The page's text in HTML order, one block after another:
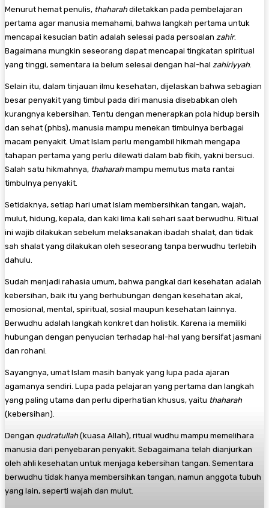
Menurut hemat penulis, thaharah diletakkan pada pembelajaran
pertama agar manusia memahami, bahwa langkah pertama untuk
mencapai kesucian batin adalah selesai pada persoalan zahir.
Bagaimana mungkin seseorang dapat mencapai tingkatan spiritual
yang tinggi, sementara ia belum selesai dengan hal-hal zahiriyyah
Selain itu, dalam tinjauan ilmu kesehatan, dijelaskan bahwa sebagian
besar penyakit yang timbul pada diri manusia disebabkan oleh
kurangnya kebersihan. Tentu dengan menerapkan pola hidup bersih
dan sehat (phbs), manusia mampu menekan timbulnya berbagai
macam penyakit. Umat Islam perlu mengambil hikmah mengapa
tahapan pertama yang perlu dilewati dalam bab fikih, yakni bersuci.
Salah satu hikmahnya, thaharah mampu memutus mata rantai
timbulnya penyakit.
Setidaknya, setiap hari umat Islam membersihkan tangan, wajah,
mulut, hidung, kepala, dan kaki lima kali sehari saat berwudhu. Ritual
ini wajib dilakukan sebelum melaksanakan ibadah shalat, dan tidak
sah shalat yang dilakukan oleh seseorang tanpa berwudhu terlebih
dahulu.
Sudah menjadi rahasia umum, bahwa pangkal dari kesehatan adalah
kebersihan, baik itu yang berhubungan dengan kesehatan akal,
emosional, mental, spiritual, sosial maupun kesehatan lainnya.
Berwudhu adalah langkah konkret dan holistik. Karena ia memiliki
hubungan dengan penyucian terhadap hal-hal yang bersifat jasmani
dan rohani.
Sayangnya, umat Islam masih banyak yang lupa pada ajaran
agamanya sendiri. Lupa pada pelajaran yang pertama dan langkah
yang paling utama dan perlu diperhatian khusus, yaitu thaharah
(kebersihan).
Dengan qudratullah(kuasa Allah), ritual wudhu mampu memelihara
manusia dari penyebaran penyakit. Sebagaimana telah dianjurkan
oleh ahli kesehatan untuk menjaga kebersihan tangan. Sementara
berwudhu tidak hanya membersihkan tangan, namun anggota tubuh
yang lain, seperti wajah dan mulut.